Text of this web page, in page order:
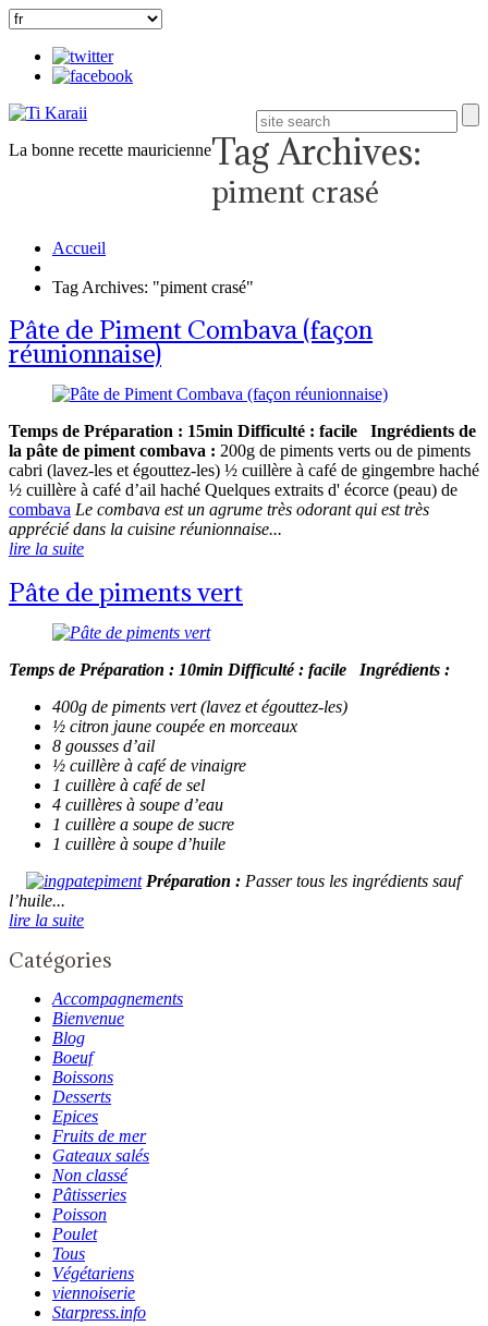
La bonne recette mauricienneTag Archives:
piment crasé
Accueil
Tag Archives: "piment crasé"
Pâte de Piment Combava (façon
réunionnaise)
Temps de Préparation : 15min Difficulté : facile
Ingrédients de
la pâte de piment combava : 200g de piments verts ou de piments
cabri (lavez-les et égouttez-les) ½ cuillère à café de gingembre haché
½ cuillère à café d’ail haché Quelques extraits d' écorce (peau) de
combava Le combava est un agrume très odorant qui est très
apprécié dans la cuisine réunionnaise...
lire la suite
Pâte de piments vert
Temps de Préparation : 10min Difficulté : facile
Ingrédients :
400g de piments vert (lavez et égouttez-les)
½ citron jaune coupée en morceaux
8 gousses d’ail
½ cuillère à café de vinaigre
1 cuillère à café de sel
4 cuillères à soupe d’eau
1 cuillère a soupe de sucre
1 cuillère à soupe d’huile
Préparation : Passer tous les ingrédients sauf
l’huile...
lire la suite
Catégories
Accompagnements
Bienvenue
Blog
Boeuf
Boissons
Desserts
Epices
Fruits de mer
Gateaux salés
Non classé
Pâtisseries
Poisson
Poulet
Tous
Végétariens
viennoiserie
Starpress.info